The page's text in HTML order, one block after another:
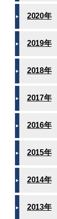
2020年
2019年
2018年
2017年
2016年
2015年
2014年
2013年